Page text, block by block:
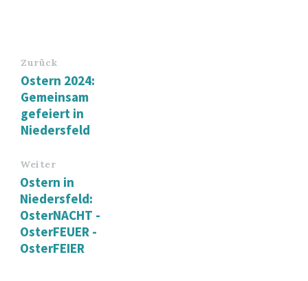
Zurück
Ostern 2024:
Gemeinsam
gefeiert in
Niedersfeld
Weiter
Ostern in
Niedersfeld:
OsterNACHT -
OsterFEUER -
OsterFEIER